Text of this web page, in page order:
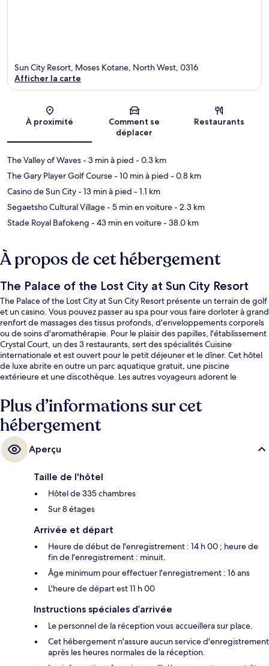
Carte
Sun City Resort, Moses Kotane, North West, 0316
Afficher la carte
À proximité
Comment se
déplacer
Restaurants
The Valley of Waves- 3 min à pied - 0.3 km
The Gary Player Golf Course- 10 min à pied - 0.8 km
Casino de Sun City- 13 min à pied - 1.1 km
Segaetsho Cultural Village- 5 min en voiture- 2.3 km
Stade Royal Bafokeng - 43 min en voiture- 38.0 km
À propos de cet hébergement
The Palace of the Lost City at Sun City Resort
The Palace of the Lost City at Sun City Resort présente un terrain de golf
et un casino. Vous pouvez passer au spa pour vous faire dorloter à grand
renfort de massages des tissus profonds, d'enveloppements corporels
ou de soins d'aromathérapie. Pour le plaisir des papilles, l'établissement
Crystal Court, un des 3 restaurants, sert des spécialités Cuisine
internationale et est ouvert pour le petit déjeuner et le dîner. Cet hôtel
de luxe abrite en outre un parc aquatique gratuit, une piscine
extérieure et une discothèque. Les autres voyageurs adorent le
Plus d’informations sur cet
hébergement
Aperçu
Taille de l'hôtel
Hôtel de 335 chambres
Sur 8 étages
Arrivée et départ
Heure de début de l'enregistrement : 14 h 00 ; heure de
fin de l'enregistrement : minuit.
Âge minimum pour effectuer l'enregistrement : 16 ans
L'heure de départ est 11 h 00
Instructions spéciales d’arrivée
Le personnel de la réception vous accueillera sur place.
Cet hébergement n'assure aucun service d'enregistrement
après les heures normales de la réception.